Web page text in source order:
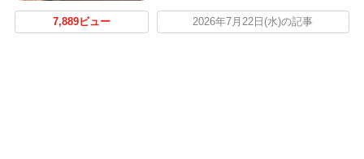
7,889ビュー 2026年7月22日(水)の記事